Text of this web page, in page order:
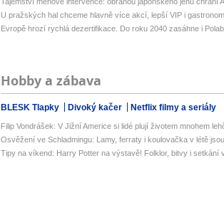
U pražských hal chceme hlavně více akcí, lepší VIP i
Evropě hrozí rychlá dezertifikace. Do roku 2040 zasáhne i
Hobby a zábava
BLESK Tlapky Divoký kačer Netflix filmy a seriály
Filip Vondrášek: V Jižní Americe si lidé plují životem mnohem
Osvěžení ve Schladmingu: Lamy, ferraty i koulovačka v létě
Tipy na víkend: Harry Potter na výstavě! Folklor, bitvy i setkání